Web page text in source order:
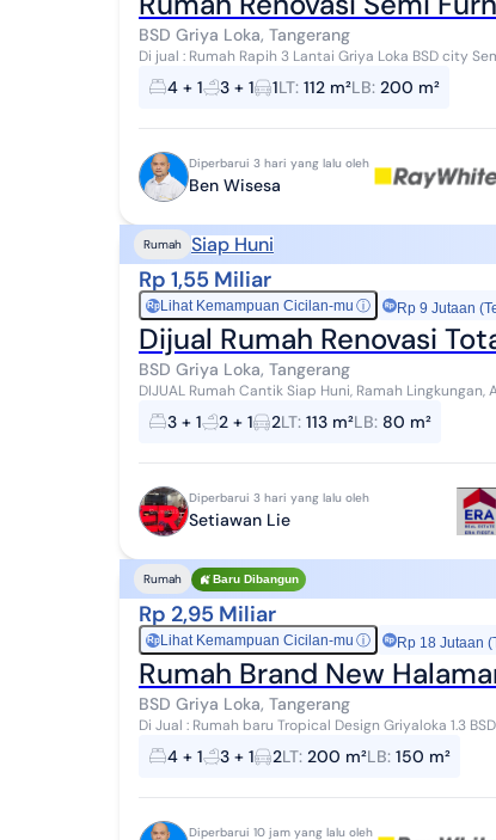
BSD Griya Loka, Tangerang
Di jual : Rumah Rapih 3 Lantai Griya Loka BSD city Semi Furnished (AC, Kitchen set, water Heater) Fengsui
Selatan LT 112 LB 200 KT 4+1 KM 3+1 (...
4 + 1 3 + 1 1LT: 112 m²LB: 200 m²
Diperbarui 3 hari yang lalu oleh
Ben Wisesa
Rumah Siap Huni
Rp 1,55 Miliar
RpLihat Kemampuan Cicilan-mu ⓘ Rp 9 Jutaan
Dijual Rumah Renovasi
BSD Griya Loka, Tangerang
DIJUAL Rumah Cantik Siap Huni, Ramah Lingkungan, Adem dan Asri GRIYALOKA BSD sektor 1.4 Renovasi total
thn 2025 LT. 113m² (7.5 × 15) LB. 80...
3 + 1 2 + 1 2LT: 113 m²LB: 80 m²
Diperbarui 3 hari yang lalu oleh
Setiawan Lie
Rumah Baru Dibangun
Rp 2,95 Miliar
RpLihat Kemampuan Cicilan-mu ⓘ Rp 18 Jutaan
Rumah Brand New
BSD Griya Loka, Tangerang
Di Jual : Rumah baru Tropical Design Griyaloka 1.3 BSD city LT 200 (Kav Badan) LB 150 m2 KT 4 + 1 KM 4 + 1
Master bedroom di lantai bawah Ling...
4 + 1 3 + 1 2LT: 200 m²LB: 150 m²
Diperbarui 10 jam yang lalu oleh